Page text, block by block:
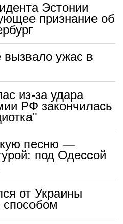
Эстонии
признание об
ужас в
из-за удара
РФ закончилась
песню —
под Одессой
от Украины